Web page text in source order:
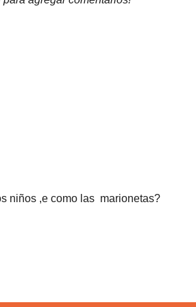
niños ,e como las marionetas?